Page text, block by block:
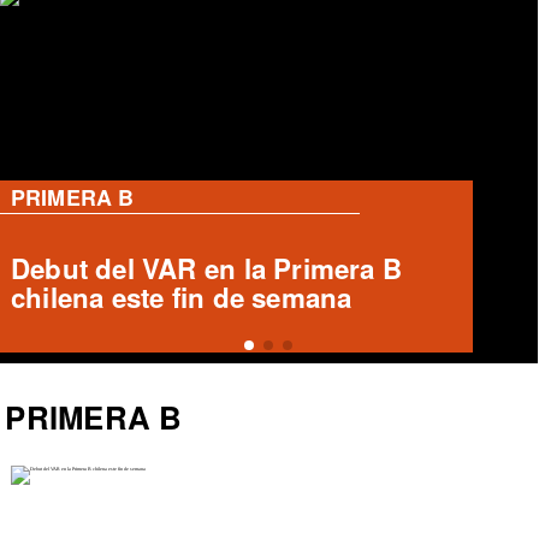
PRIMERA B
Ronald Fuentes habla sobre caso
Enzo Riquelme y Ángelo Araos
PRIMERA B